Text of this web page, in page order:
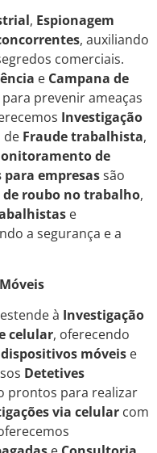
, Espionagem
, auxiliando
comerciais.
e Campana de
prevenir ameaças
Investigação
de Fraude trabalhista,
de
para empresassão
de roubo no trabalho,
e
a segurança e a
à Investigação
celular, oferecendo
móveis e
Detetives
prontos para realizar
via celular com